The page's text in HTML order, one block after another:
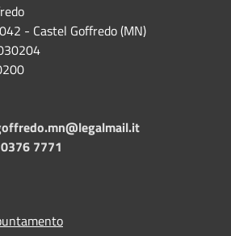
- Castel Goffredo (MN)
7771